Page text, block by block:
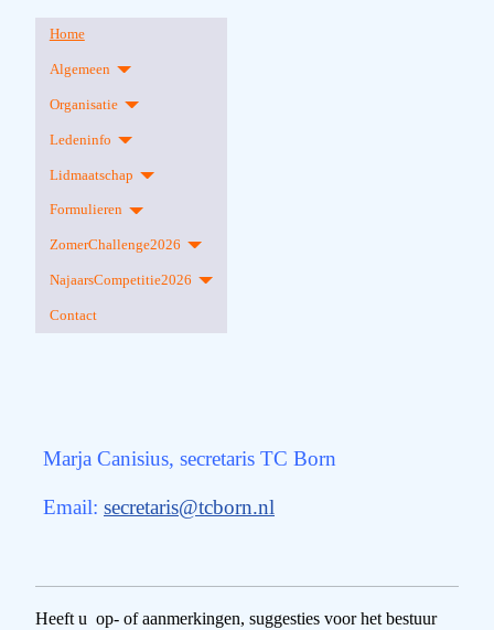
Home
Algemeen
Organisatie
Ledeninfo
Lidmaatschap
Formulieren
ZomerChallenge2026
NajaarsCompetitie2026
Contact
Marja Canisius, secretaris TC Born
Email: secretaris@tcborn.nl
Heeft u op- of aanmerkingen, suggesties voor het bestuur